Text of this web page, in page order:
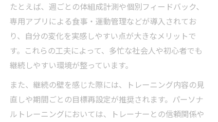
たとえば、週ごとの体組成計測や個別フィードバック、
専用アプリによる食事・運動管理などが導入されてお
り、自分の変化を実感しやすい点が大きなメリットで
す。これらの工夫によって、多忙な社会人や初心者でも
継続しやすい環境が整っています。
また、継続の壁を感じた際には、トレーニング内容の見
直しや期間ごとの目標再設定が推奨されます。パーソナ
ルトレーニングにおいては、トレーナーとの信頼関係や